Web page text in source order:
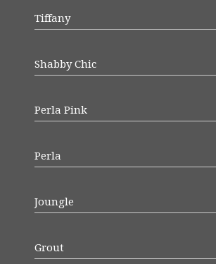
Tiffany
Shabby Chic
Perla Pink
Perla
Joungle
Grout